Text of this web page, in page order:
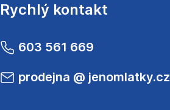
Rychlý kontakt
603 561 669
prodejna @ jenomlatky.cz